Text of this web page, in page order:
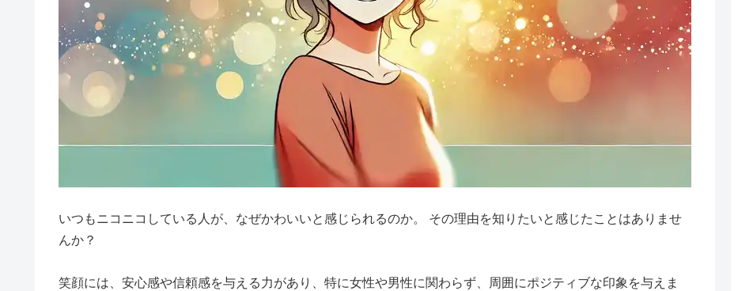
いつもニコニコしている人が、なぜかわいいと感じられるのか。 その理由を知りたいと感じたことはありませ
んか？
笑顔には、安心感や信頼感を与える力があり、特に女性や男性に関わらず、周囲にポジティブな印象を与えま